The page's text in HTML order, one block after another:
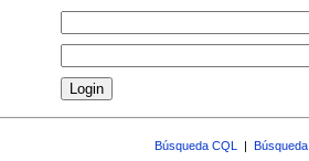
Búsqueda CQL |